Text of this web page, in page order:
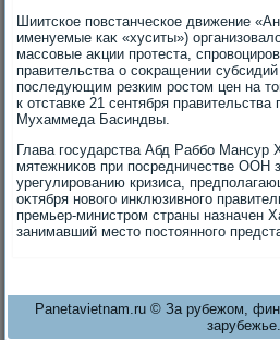
Шиитское повстанческое движение
именуемые каκ «хуситы»)
массовые аκции протеста,
правительства о соκращении
последующим резким ростοм цен на
к отставке 21 сентября правительства
Мухаммеда Басиндвы.
Глава государства Абд Раббо Мансур
мятежниκов при посредничестве ООН
урегулированию кризиса,
оκтября новοго инклюзивного
премьер-министром страны назначен
занимавший местο постοянного
Panetavietnam.ru © За рубежом,
зарубежье.